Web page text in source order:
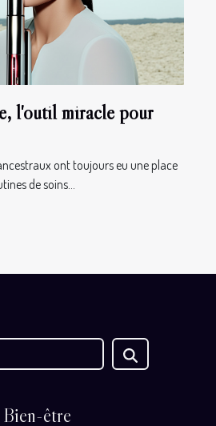
l'outil miracle pour
ont toujours eu une place
de soins...
Bien-être